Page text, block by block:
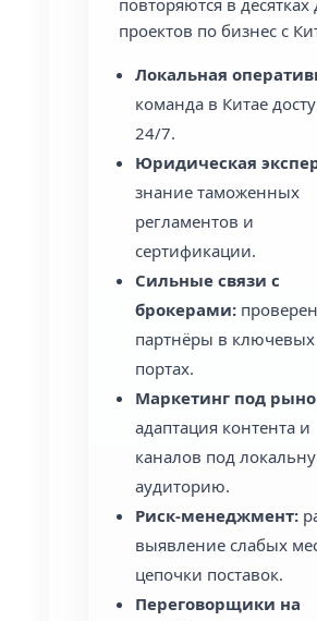
повторяются в десятках
проектов по бизнес с
Локальная
команда в Китае
24/7.
Юридическая
знание таможенных
регламентов и
сертификации.
Сильные связи с
брокерами:
партнёры в ключевых
портах.
Маркетинг под
адаптация контента и
каналов под
аудиторию.
Риск-менеджмент:
выявление слабых
цепочки поставок.
Переговорщики на